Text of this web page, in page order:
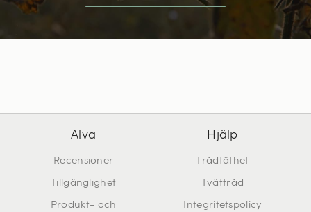
Alva
Recensioner
Tillgänglighet
Produkt- och
Hjälp
Trådtäthet
Tvättråd
Integritetspolicy